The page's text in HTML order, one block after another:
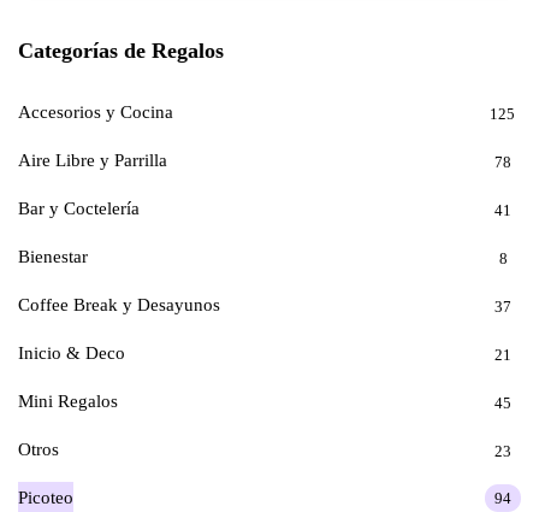
Categorías de Regalos
Accesorios y Cocina 125
Aire Libre y Parrilla 78
Bar y Coctelería 41
Bienestar 8
Coffee Break y Desayunos 37
Inicio & Deco 21
Mini Regalos 45
Otros 23
Picoteo 94